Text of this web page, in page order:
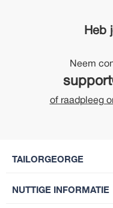
Heb
Neem
of raadpleeg
TAILORGEORGE
NUTTIGE INFORMATIE